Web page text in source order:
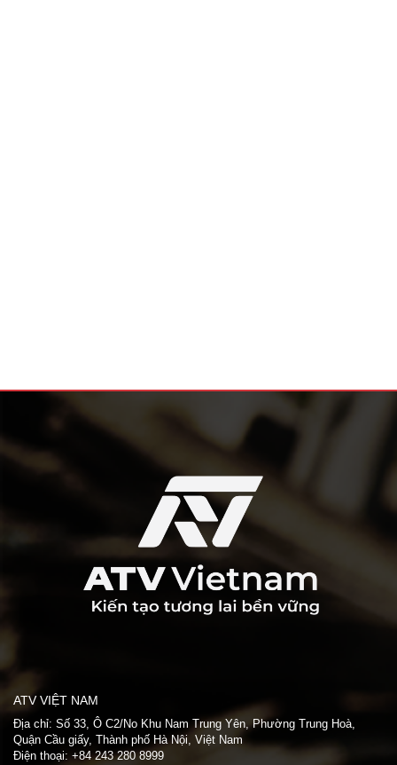
ATV VIỆT NAM
Địa chỉ: Số 33, Ô C2/No Khu Nam Trung Yên, Phường Trung Hoà,
Quận Cầu giấy, Thành phố Hà Nội, Việt Nam
Điện thoại: +84 243 280 8999